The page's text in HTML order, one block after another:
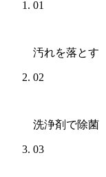
01
汚れを落とす
02
洗浄剤で除菌
03